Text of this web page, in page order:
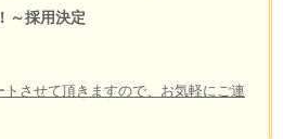
～採用決定
させて頂きますので、お気軽にご連